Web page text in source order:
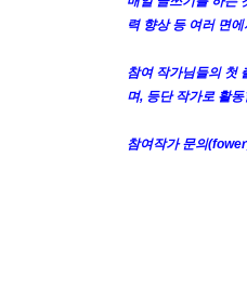
력 향상 등 여러 면
참여 작가님들의 첫
며, 등단 작가로 활
참여작가 문의